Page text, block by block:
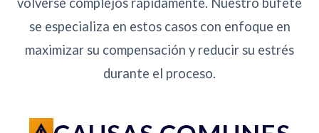
se especializa en estos casos con enfoque en
maximizar su compensación y reducir su estrés
durante el proceso.